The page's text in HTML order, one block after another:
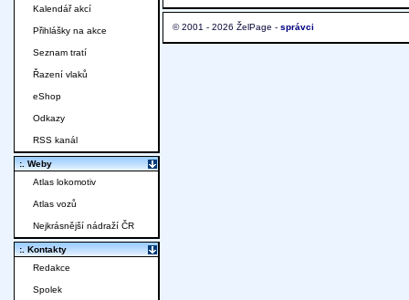
© 2001 - 2026 ŽelPage - správci
Kalendář akcí
Přihlášky na akce
Seznam tratí
Řazení vlaků
eShop
Odkazy
RSS kanál
:. Weby
Atlas lokomotiv
Atlas vozů
Nejkrásnější nádraží ČR
:. Kontakty
Redakce
Spolek